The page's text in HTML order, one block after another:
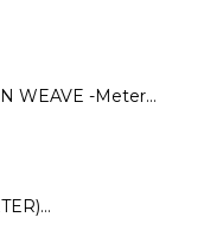
WEAVE -Meter…